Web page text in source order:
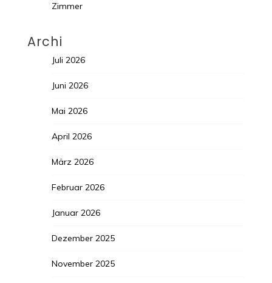
Zimmer
Archi
Juli 2026
Juni 2026
Mai 2026
April 2026
März 2026
Februar 2026
Januar 2026
Dezember 2025
November 2025